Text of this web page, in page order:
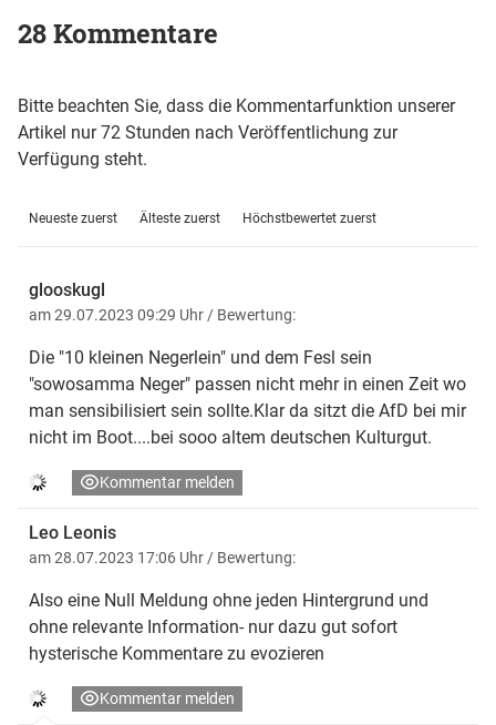
28 Kommentare
Bitte beachten Sie, dass die Kommentarfunktion unserer
Artikel nur 72 Stunden nach Veröffentlichung zur
Verfügung steht.
Neueste zuerst Älteste zuerst Höchstbewertet zuerst
glooskugl
am 29.07.2023 09:29 Uhr / Bewertung:
Die "10 kleinen Negerlein" und dem Fesl sein
"sowosamma Neger" passen nicht mehr in einen Zeit wo
man sensibilisiert sein sollte.Klar da sitzt die AfD bei mir
nicht im Boot....bei sooo altem deutschen Kulturgut.
Kommentar melden
Leo Leonis
am 28.07.2023 17:06 Uhr / Bewertung:
Also eine Null Meldung ohne jeden Hintergrund und
ohne relevante Information- nur dazu gut sofort
hysterische Kommentare zu evozieren
Kommentar melden